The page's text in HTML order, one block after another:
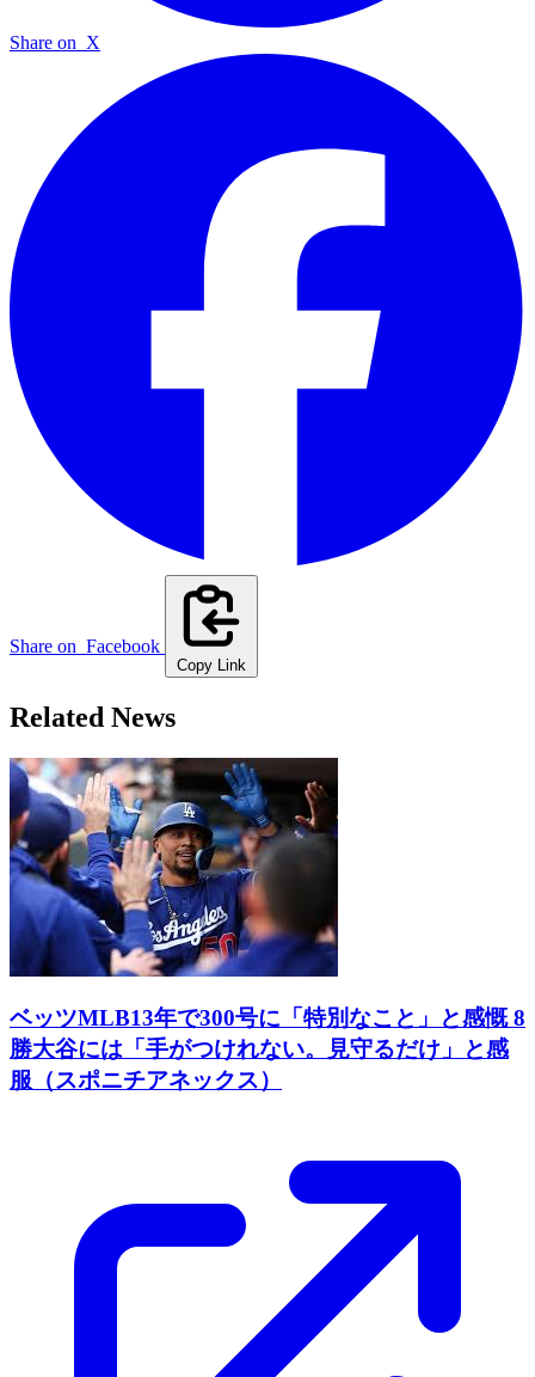
Share on X
Share on Facebook
Copy Link
Related News
ベッツMLB13年で300号に「特別なこと」と感慨 8
勝大谷には「手がつけれない。見守るだけ」と感
服（スポニチアネックス）